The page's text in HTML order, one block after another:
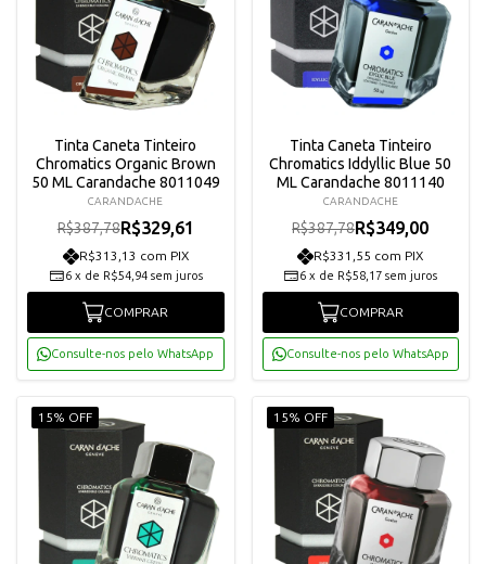
Tinta Caneta Tinteiro
Chromatics Organic Brown
50 ML Carandache 8011049
CARANDACHE
R$387,78R$329,61
R$313,13 com PIX
6 x de R$54,94 sem juros
COMPRAR
Consulte-nos pelo WhatsApp
Tinta Caneta Tinteiro
Chromatics Iddyllic Blue 50
ML Carandache 8011140
CARANDACHE
R$387,78R$349,00
R$331,55 com PIX
6 x de R$58,17 sem juros
COMPRAR
Consulte-nos pelo WhatsApp
15% OFF 15% OFF